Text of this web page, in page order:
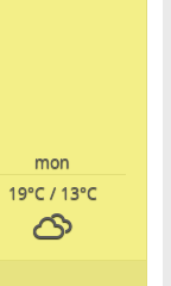
mon
19°C/ 13°C